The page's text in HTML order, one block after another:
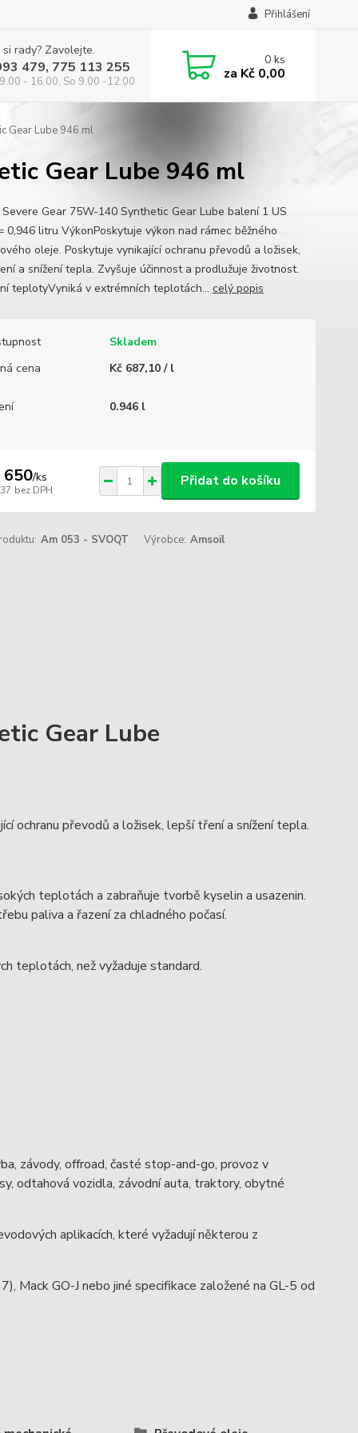
Přihlášení
rady? Zavolejte.
479, 775 113 255
- 16.00, So 9.00 -12.00
0ks
za Kč 0,00
Gear Lube 946 ml
Gear Lube 946 ml
Gear 75W-140 Synthetic Gear Lube balení 1 US
0,946 litru VýkonPoskytuje výkon nad rámec běžného
oleje. Poskytuje vynikající ochranu převodů a ložisek,
a snížení tepla. Zvyšuje účinnost a prodlužuje životnost.
teplotyVyniká v extrémních teplotách... celý popis
Skladem
cena
Kč 687,10 / l
0.946 l
650/ks
bez DPH
Přidat do košíku
Am 053 - SVOQT Výrobce: Amsoil
Gear Lube
ochranu převodů a ložisek, lepší tření a snížení tepla.
teplotách a zabraňuje tvorbě kyselin a usazenin.
paliva a řazení za chladného počasí.
teplotách, než vyžaduje standard.
závody, offroad, časté stop-and-go, provoz v
odtahová vozidla, závodní auta, traktory, obytné
aplikacích, které vyžadují některou z
GO-J nebo jiné specifikace založené na GL-5 od